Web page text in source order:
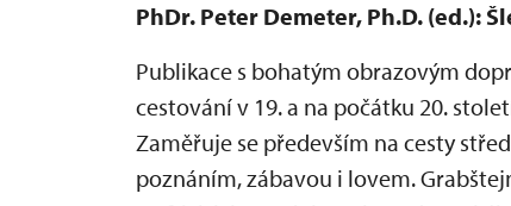
PhDr. Peter Demeter, Ph.D. (ed.):
Publikace s bohatým obrazovým
cestování v 19. a na počátku 20.
Zaměřuje se především na cesty
poznáním, zábavou i lovem.